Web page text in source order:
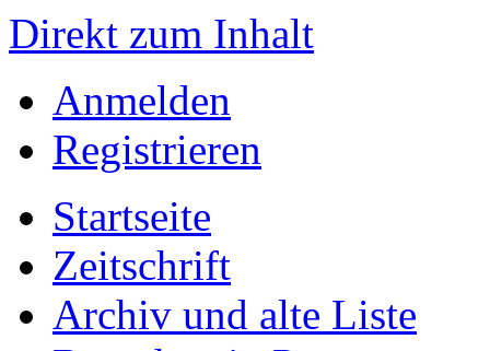
Direkt zum Inhalt
Anmelden
Registrieren
Startseite
Zeitschrift
Archiv und alte Liste